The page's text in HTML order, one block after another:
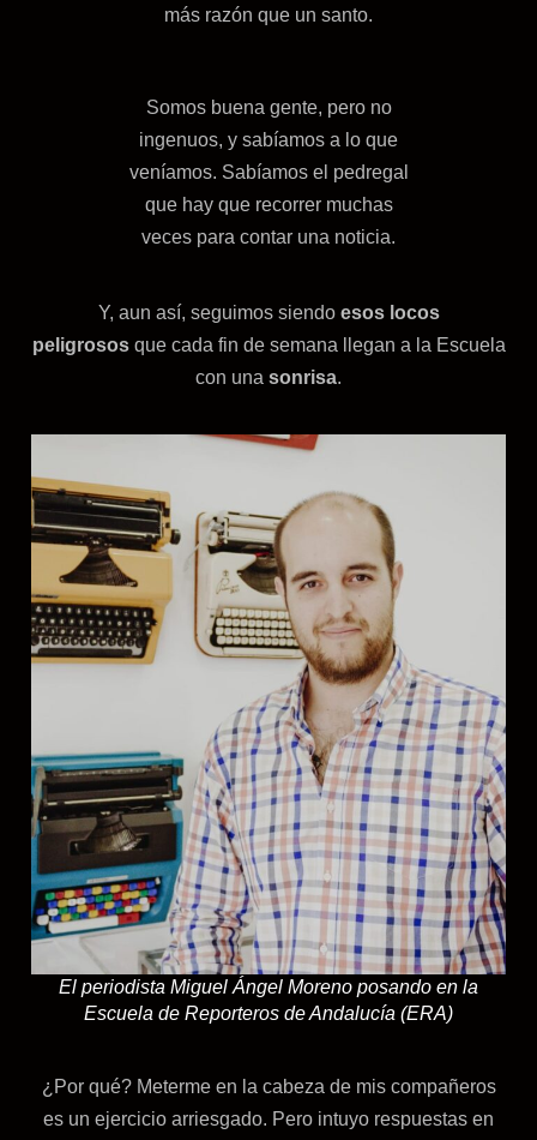
más razón que un santo.
Somos buena gente, pero no
ingenuos, y sabíamos a lo que
veníamos. Sabíamos el pedregal
que hay que recorrer muchas
veces para contar una noticia.
Y, aun así, seguimos siendo esos locos
peligrososque cada fin de semana llegan a la Escuela
con una sonrisa.
El periodista Miguel Ángel Moreno posando en la
Escuela de Reporteros de Andalucía (ERA)
¿Por qué? Meterme en la cabeza de mis compañeros
es un ejercicio arriesgado. Pero intuyo respuestas en